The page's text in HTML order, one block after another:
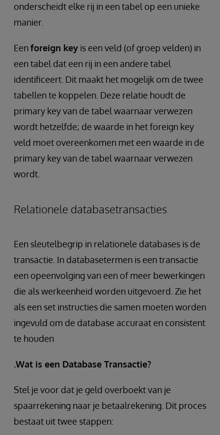
onderscheidt elke rij in een tabel op een unieke
manier.
Eenforeign key is een veld (of groep velden) in
een tabel dat een rij in een andere tabel
identificeert. Dit maakt het mogelijk om de twee
tabellen te koppelen. Deze relatie houdt de
primary key van de tabel waarnaar verwezen
wordt hetzelfde; de waarde in het foreign key
veld moet overeenkomen met een waarde in de
primary key van de tabel waarnaar verwezen
wordt.
Relationele databasetransacties
Een sleutelbegrip in relationele databases is de
transactie. In databasetermen is een transactie
een opeenvolging van een of meer bewerkingen
die als werkeenheid worden uitgevoerd. Zie het
als een set instructies die samen moeten worden
ingevuld om de database accuraat en consistent
te houden
.Wat is een Database Transactie?
Stel je voor dat je geld overboekt van je
spaarrekening naar je betaalrekening. Dit proces
bestaat uit twee stappen: